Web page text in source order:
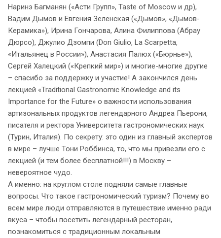
Наринэ Багманян («Асти Групп», Taste of Moscow и др),
Вадим Дымов и Евгения Зеленская («Дымов», «Дымов-
Керамика»), Ирина Гончарова, Алина Филиппова (Абрау
Дюрсо), Джулио Дзомпи (Don Giulio, La Scarpetta,
«Итальянец в России»), Анастасия Палюх («Бюрнье»),
Сергей Халецкий («Крепкий мир») и многие-многие другие
– спасибо за поддержку и участие! А закончился день
лекцией «Traditional Gastronomic Knowledge and its
Importance for the Future» о важности использования
артизональных продуктов легендарного Андреа Пьерони,
писателя и ректора Университета гастрономических наук
(Турин, Италия). По секрету: это один из главный экспертов
в мире – лучше Тони Роббинса, то, что мы привезли его с
лекцией (и тем более бесплатной!!!) в Москву –
невероятное чудо.
А именно: на круглом столе подняли самые главные
вопросы. Что такое гастрономический туризм? Почему во
всем мире люди отправляются в путешествие именно ради
вкуса – чтобы посетить легендарный ресторан,
познакомиться с традиционным локальным